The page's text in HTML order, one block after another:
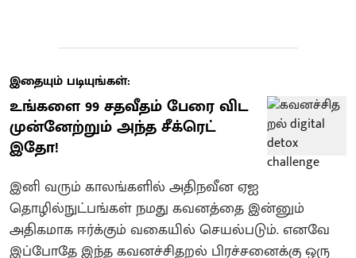
இதையும் படியுங்கள்:
உங்களை 99 சதவீதம் பேரை விட
முன்னேற்றும் அந்த சீக்ரெட்
இதோ!
இனி வரும் காலங்களில் அதிநவீன ஏஐ
தொழில்நுட்பங்கள் நமது கவனத்தை இன்னும்
அதிகமாக ஈர்க்கும் வகையில் செயல்படும். எனவே
இப்போதே இந்த கவனச்சிதறல் பிரச்சனைக்கு ஒரு